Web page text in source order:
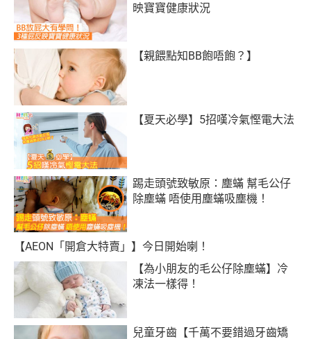
映寶寶健康狀況
【親餵點知BB飽唔飽？】
【夏天必學】5招嘆冷氣慳電大法
踢走頭號致敏原：塵蟎 幫毛公仔
除塵蟎 唔使用塵蟎吸塵機！
【AEON「開倉大特賣」】今日開始喇！
【為小朋友的毛公仔除塵蟎】冷
凍法一樣得！
兒童牙齒【千萬不要錯過牙齒矯